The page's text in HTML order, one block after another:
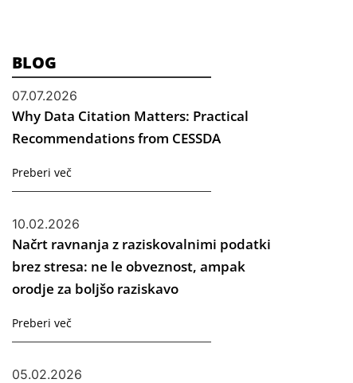
BLOG
07.07.2026
Why Data Citation Matters: Practical
Recommendations from CESSDA
Preberi več
10.02.2026
Načrt ravnanja z raziskovalnimi podatki
brez stresa: ne le obveznost, ampak
orodje za boljšo raziskavo
Preberi več
05.02.2026